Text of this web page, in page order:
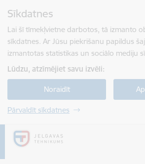
Sīkdatnes
Lai šī tīmekļvietne darbotos, tā izmanto
sīkdatnes. Ar Jūsu piekrišanu papildus
izmantotas statistikas un sociālo mediju
Lūdzu, atzīmējiet savu izvēli:
Noraidīt
Pārvaldīt sīkdatnes